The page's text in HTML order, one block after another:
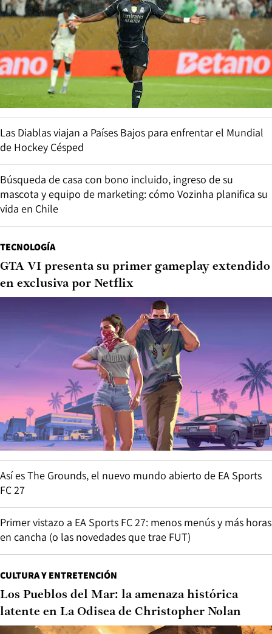
Las Diablas viajan a Países Bajos para enfrentar el Mundial
de Hockey Césped
Búsqueda de casa con bono incluido, ingreso de su
mascota y equipo de marketing: cómo Vozinha planifica su
vida en Chile
TECNOLOGÍA
GTA VI presenta su primer gameplay extendido
en exclusiva por Netflix
Así es The Grounds, el nuevo mundo abierto de EA Sports
FC 27
Primer vistazo a EA Sports FC 27: menos menús y más horas
en cancha (o las novedades que trae FUT)
CULTURA Y ENTRETENCIÓN
Los Pueblos del Mar: la amenaza histórica
latente en La Odisea de Christopher Nolan